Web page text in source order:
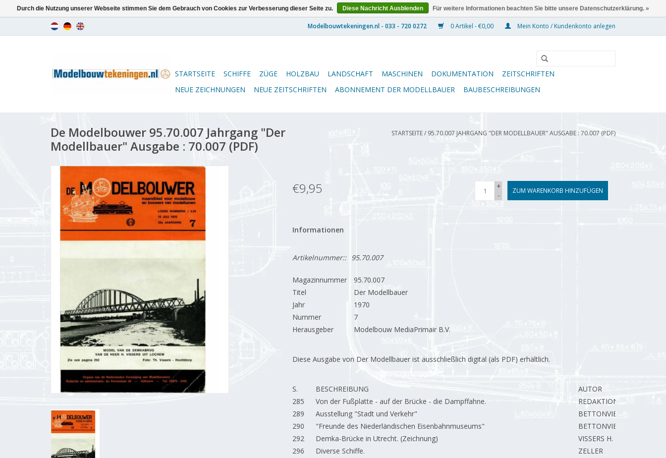
0 Artikel - €0,00 Mein Konto / Kundenkonto anlegen
STARTSEITE SCHIFFE ZÜGE HOLZBAU LANDSCHAFT MASCHINEN DOKUMENTATION
ZEITSCHRIFTEN
NEUE ZEICHNUNGEN
NEUE ZEITSCHRIFTEN ABONNEMENT DER MODELLBAUER BAUBESCHREIBUNGEN
De Modelbouwer 95.70.007 Jahrgang "Der
Modellbauer" Ausgabe : 70.007 (PDF)
STARTSEITE/ 95.70.007 JAHRGANG "DER MODELLBAUER" AUSGABE : 70.007 (PDF)
€9,95
+
-
ZUM WARENKORB HINZUFÜGEN
Informationen
Artikelnummer:: 95.70.007
Magazinnummer
95.70.007
Titel
Der Modellbauer
Jahr
1970
Nummer
7
Herausgeber
Modelbouw MediaPrimair B.V.
Diese Ausgabe von Der Modellbauer ist ausschließlich digital (als PDF) erhältlich.
S. BESCHREIBUNG
AUTOR
285
Von der Fußplatte - auf der Brücke - die Dampffahne.
REDAKTION.
289
Ausstellung "Stadt und Verkehr"
BETTONVIEL H.
290
"Freunde des Niederländischen Eisenbahnmuseums"
BETTONVIEL H.
292
Demka-Brücke in Utrecht. (Zeichnung)
VISSERS H.
296
Diverse Schiffe.
ZELLER
Durch die Nutzung unserer Webseite stimmen Sie dem Gebrauch von Cookies zur Verbesserung dieser Seite zu. Diese Nachricht Ausblenden Für weitere Informationen beachten Sie bitte unsere Datenschutzerklärung. »